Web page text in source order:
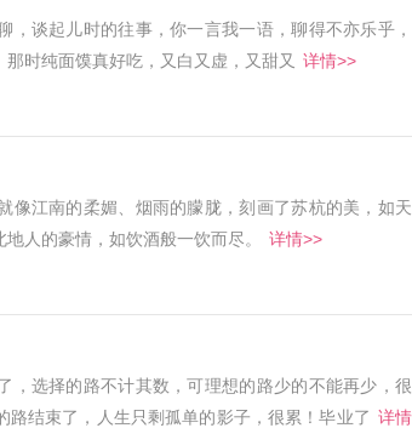
，谈起儿时的往事，你一言我一语，聊得不亦乐乎，
时纯面馍真好吃，又白又虚，又甜又 详情>>
像江南的柔媚、烟雨的朦胧，刻画了苏杭的美，如天
人的豪情，如饮酒般一饮而尽。
详情>>
，选择的路不计其数，可理想的路少的不能再少，很
路结束了，人生只剩孤单的影子，很累！毕业了 详情